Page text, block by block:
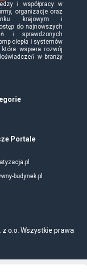
i współpracy w
organizacje oraz
krajowym i
do najnowszych
i sprawdzonych
ciepła i systemów
która wspiera rozwój
w branży
Portale
budynek.pl
o.o. Wszystkie prawa